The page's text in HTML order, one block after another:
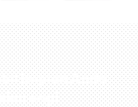
Impian Anda